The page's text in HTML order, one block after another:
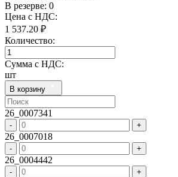
В резерве: 0
Цена с НДС:
1 537.20 ₽
Количество:
Сумма с НДС:
шт
В корзину
26_0007341
- +
26_0007018
- +
26_0004442
- +